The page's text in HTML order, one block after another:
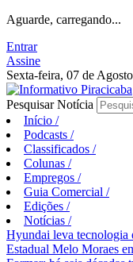
Aguarde, carregando...
Entrar
Assine
Sexta-feira, 07 de
Pesquisar Notícia
Início /
Podcasts /
Classificados /
Colunas /
Empregos /
Guia Comercial /
Edições /
Notícias /
Hyundai leva tecnologia
Estadual Melo Moraes